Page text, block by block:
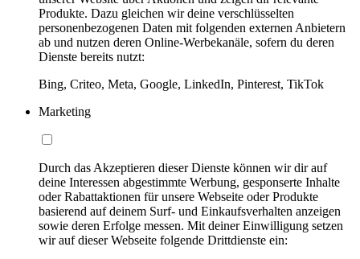
Produkte. Dazu gleichen wir deine verschlüsselten
personenbezogenen Daten mit folgenden externen Anbietern
ab und nutzen deren Online-Werbekanäle, sofern du deren
Dienste bereits nutzt:
Bing, Criteo, Meta, Google, LinkedIn, Pinterest, TikTok
Marketing
Durch das Akzeptieren dieser Dienste können wir dir auf
deine Interessen abgestimmte Werbung, gesponserte Inhalte
oder Rabattaktionen für unsere Webseite oder Produkte
basierend auf deinem Surf- und Einkaufsverhalten anzeigen
sowie deren Erfolge messen. Mit deiner Einwilligung setzen
wir auf dieser Webseite folgende Drittdienste ein: